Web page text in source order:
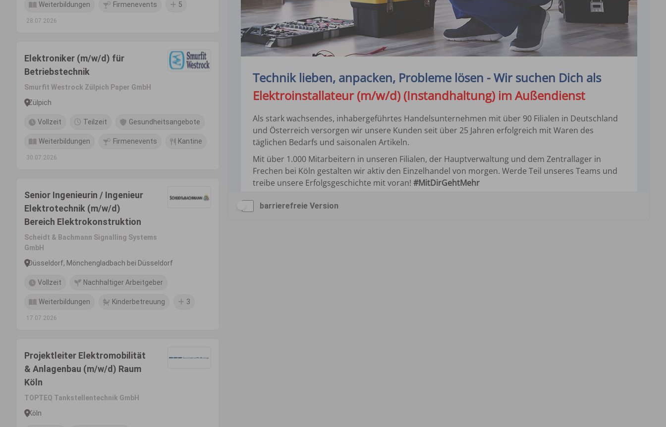
Weiterbildungen Firmenevents 5
28.07.2026
Elektroniker (m/w/d) für
Betriebstechnik
Smurfit Westrock Zülpich Paper GmbH
Zülpich
Vollzeit Teilzeit Gesundheitsangebote
Weiterbildungen Firmenevents Kantine
30.07.2026
Senior Ingenieurin / Ingenieur
Elektrotechnik (m/w/d)
Bereich Elektrokonstruktion
Scheidt & Bachmann Signalling Systems
GmbH
Düsseldorf, Mönchengladbach bei Düsseldorf
Vollzeit Nachhaltiger Arbeitgeber
Weiterbildungen Kinderbetreuung 3
17.07.2026
Projektleiter Elektromobilität
& Anlagenbau (m/w/d) Raum
Köln
TOPTEQ Tankstellentechnik GmbH
Köln
barrierefreie Version